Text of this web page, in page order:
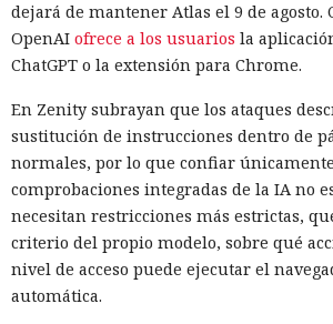
dejará de mantener Atlas el 9 de agosto.
OpenAI ofrece a los usuarios la
ChatGPT o la extensión para Chrome.
En Zenity subrayan que los ataques
sustitución de instrucciones dentro de
normales, por lo que confiar
comprobaciones integradas de la IA no
necesitan restricciones más estrictas,
criterio del propio modelo, sobre qué
nivel de acceso puede ejecutar el
automática.